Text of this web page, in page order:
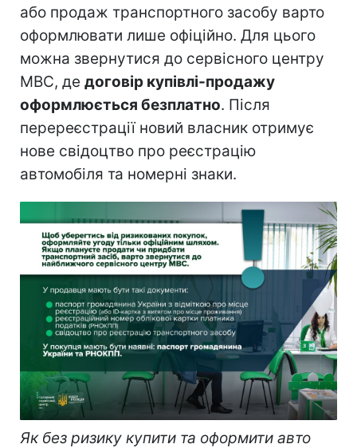
або продаж транспортного засобу варто
оформлювати лише офіційно. Для цього
можна звернутися до сервісного центру
МВС, де договір купівлі-продажу
оформлюється безплатно. Після
перереєстрації новий власник отримує
нове свідоцтво про реєстрацію
автомобіля та номерні знаки.
Як без ризику купити та оформити авто